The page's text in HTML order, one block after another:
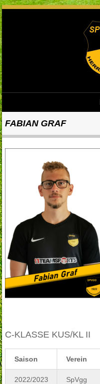
FABIAN GRAF
C-KLASSE KUS/KL II
Saison Verein
2022/2023
SpVgg